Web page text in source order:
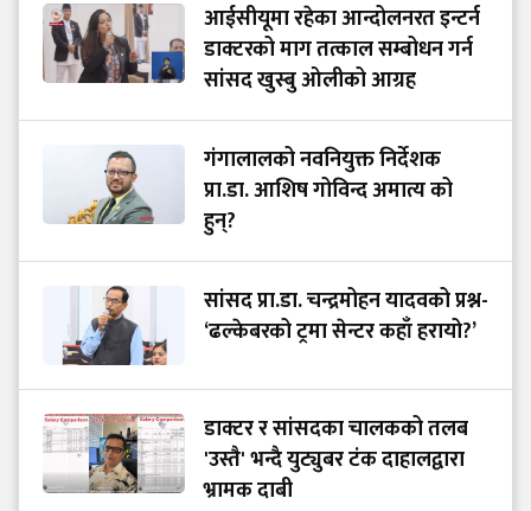
आईसीयूमा रहेका आन्दोलनरत इन्टर्न
डाक्टरको माग तत्काल सम्बोधन गर्न
सांसद खुस्बु ओलीको आग्रह
गंगालालको नवनियुक्त निर्देशक
प्रा.डा. आशिष गोविन्द अमात्य को
हुन्?
सांसद प्रा.डा. चन्द्रमोहन यादवको प्रश्न-
‘ढल्केबरको ट्रमा सेन्टर कहाँ हरायो?’
डाक्टर र सांसदका चालकको तलब
'उस्तै' भन्दै युट्युबर टंक दाहालद्वारा
भ्रामक दाबी